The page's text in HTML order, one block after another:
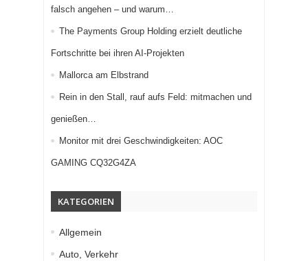
falsch angehen – und warum…
The Payments Group Holding erzielt deutliche
Fortschritte bei ihren AI-Projekten
Mallorca am Elbstrand
Rein in den Stall, rauf aufs Feld: mitmachen und
genießen…
Monitor mit drei Geschwindigkeiten: AOC
GAMING CQ32G4ZA
KATEGORIEN
Allgemein
Auto, Verkehr